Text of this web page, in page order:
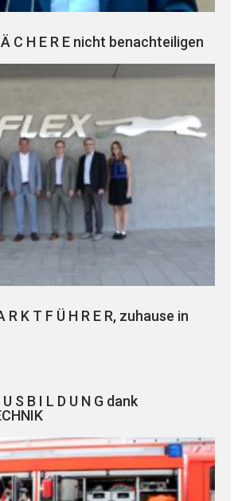
C H E R E nicht benachteiligen
R K T F Ü H R E R, zuhause in
S B I L D U N G dank